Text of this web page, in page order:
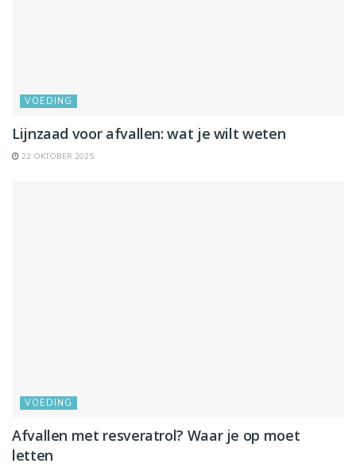
VOEDING
Lijnzaad voor afvallen: wat je wilt weten
22 OKTOBER 2025
VOEDING
Afvallen met resveratrol? Waar je op moet
letten